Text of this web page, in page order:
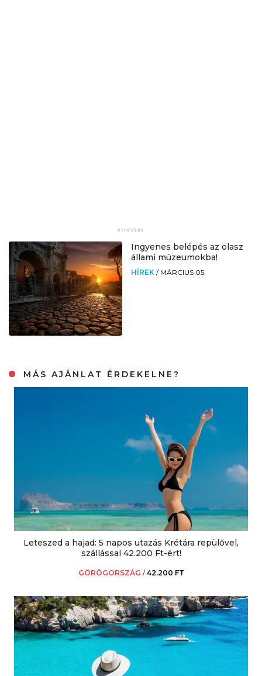
Ingyenes belépés az olasz
állami múzeumokba!
HÍREK / MÁRCIUS 05.
MÁS AJÁNLAT ÉRDEKELNE?
Leteszed a hajad: 5 napos utazás Krétára repülővel,
szállással 42.200 Ft-ért!
GÖRÖGORSZÁG /42.200 FT